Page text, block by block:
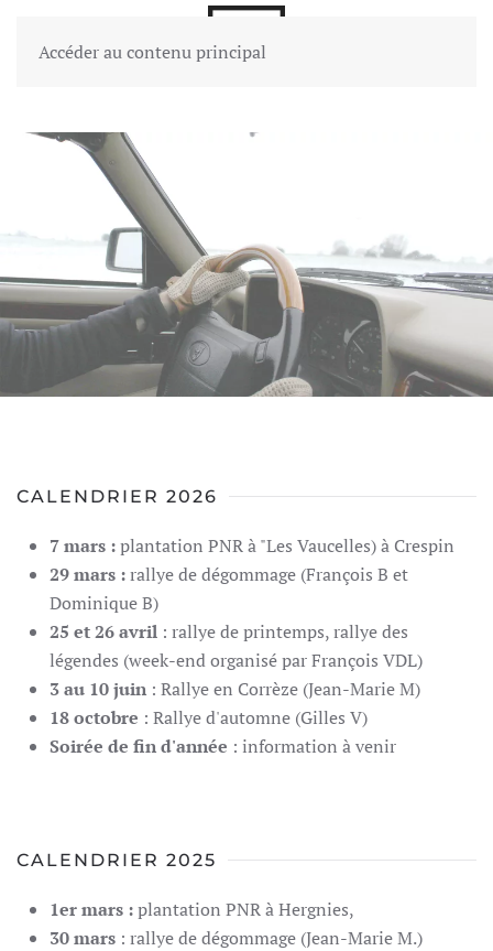
Accéder au contenu principal
CALENDRIER 2026
7 mars :plantation PNR à "Les Vaucelles) à Crespin
29 mars :rallye de dégommage (François B et
Dominique B)
25 et 26 avril : rallye de printemps, rallye des
légendes (week-end organisé par François VDL)
3 au 10 juin : Rallye en Corrèze (Jean-Marie M)
18 octobre : Rallye d'automne (Gilles V)
Soirée de fin d'année : information à venir
CALENDRIER 2025
1er mars :plantation PNR à Hergnies,
30 mars : rallye de dégommage (Jean-Marie M.)